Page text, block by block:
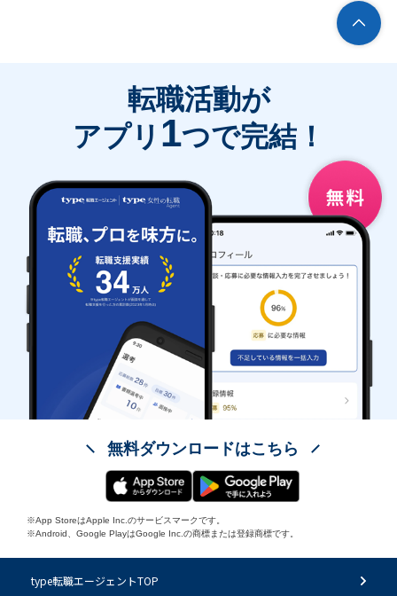
転職活動が
アプリ 1つで完結！
無料ダウンロードはこちら
※App StoreはApple Inc.のサービスマークです。
※Android、Google PlayはGoogle Inc.の商標または登録商標です。
type転職エージェントTOP